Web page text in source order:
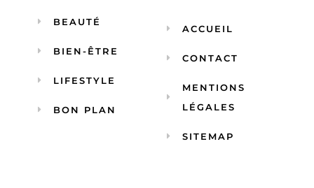
BEAUTÉ
BIEN-ÊTRE
LIFESTYLE
BON PLAN
ACCUEIL
CONTACT
MENTIONS
LÉGALES
SITEMAP